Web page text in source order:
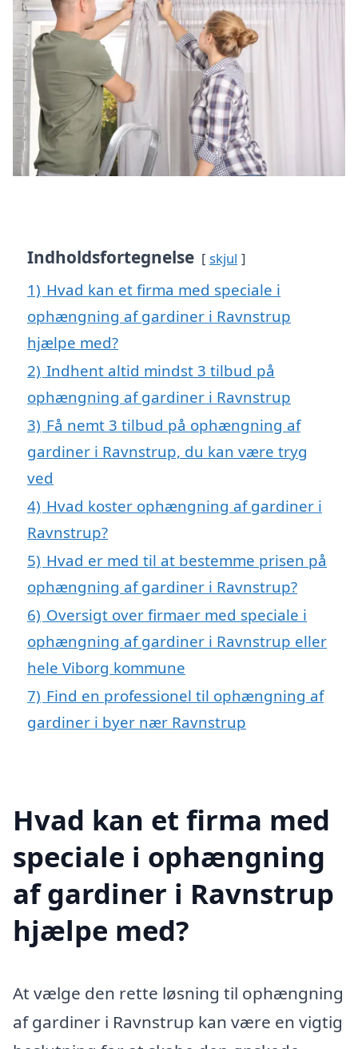
Indholdsfortegnelse skjul
1) Hvad kan et firma med speciale i
ophængning af gardiner i Ravnstrup
hjælpe med?
2) Indhent altid mindst 3 tilbud på
ophængning af gardiner i Ravnstrup
3) Få nemt 3 tilbud på ophængning af
gardiner i Ravnstrup, du kan være tryg
ved
4) Hvad koster ophængning af gardiner i
Ravnstrup?
5) Hvad er med til at bestemme prisen på
ophængning af gardiner i Ravnstrup?
6) Oversigt over firmaer med speciale i
ophængning af gardiner i Ravnstrup eller
hele Viborg kommune
7) Find en professionel til ophængning af
gardiner i byer nær Ravnstrup
Hvad kan et firma med
speciale i ophængning
af gardiner i Ravnstrup
hjælpe med?
At vælge den rette løsning til ophængning
af gardiner i Ravnstrup kan være en vigtig